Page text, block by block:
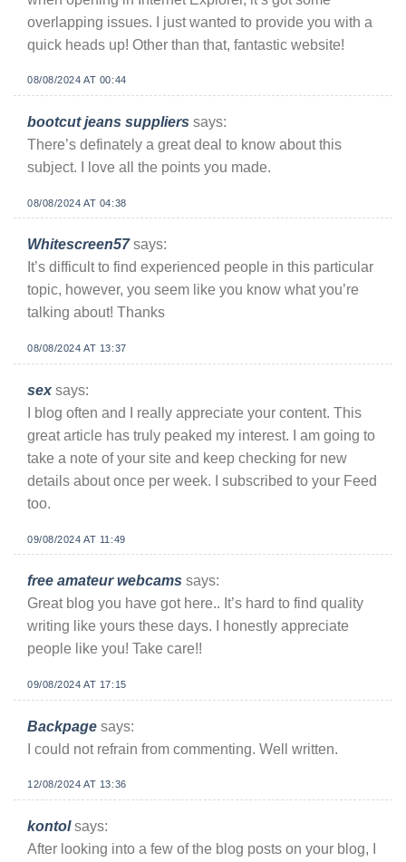
overlapping issues. I just wanted to provide you with a
quick heads up! Other than that, fantastic website!
08/08/2024 AT 00:44
bootcut jeans suppliers says:
There’s definately a great deal to know about this
subject. I love all the points you made.
08/08/2024 AT 04:38
Whitescreen57 says:
It’s difficult to find experienced people in this particular
topic, however, you seem like you know what you’re
talking about! Thanks
08/08/2024 AT 13:37
sex says:
I blog often and I really appreciate your content. This
great article has truly peaked my interest. I am going to
take a note of your site and keep checking for new
details about once per week. I subscribed to your Feed
too.
09/08/2024 AT 11:49
free amateur webcams says:
Great blog you have got here.. It’s hard to find quality
writing like yours these days. I honestly appreciate
people like you! Take care!!
09/08/2024 AT 17:15
Backpage says:
I could not refrain from commenting. Well written.
12/08/2024 AT 13:36
kontol says:
After looking into a few of the blog posts on your blog, I